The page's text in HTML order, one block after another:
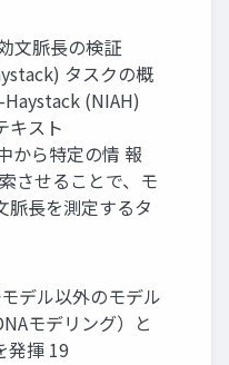
文脈長の検証
タスクの概
(NIAH)
キスト
から特定の情 報
させることで、モ
脈長を測定するタ
デル以外のモデル
モデリング）と
発揮 19